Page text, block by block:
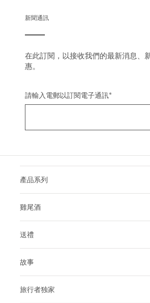
新聞通訊
在此訂閱，以接收我們的最新消息、
惠。
請輸入電郵以訂閱電子通訊*
產品系列
雞尾酒
送禮
故事
旅行者独家